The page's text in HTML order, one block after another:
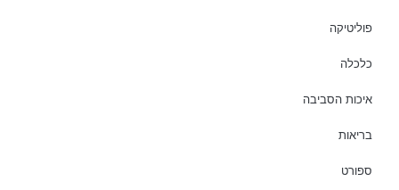
פוליטיקה
כלכלה
איכות הסביבה
בריאות
ספורט